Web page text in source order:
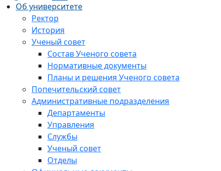
Об университете
Ректор
История
Ученый совет
Состав Ученого совета
Нормативные документы
Планы и решения Ученого совета
Попечительский совет
Административные подразделения
Департаменты
Управления
Службы
Ученый совет
Отделы